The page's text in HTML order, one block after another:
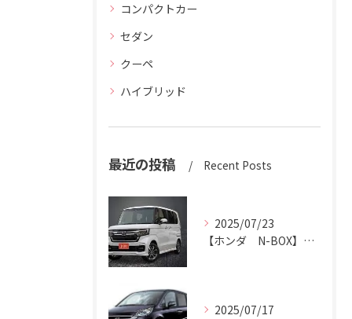
コンパクトカー
セダン
クーペ
ハイブリッド
最近の投稿 Recent Posts
2025/07/23
【ホンダ N-BOX】N-BOXをハッピーカーズ市原中央店にお売りください。
2025/07/17